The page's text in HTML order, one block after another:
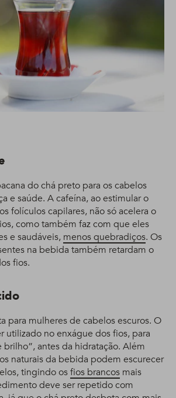
do chá preto para os cabelos
e saúde. A cafeína, ao estimular o
folículos capilares, não só acelera o
como também faz com que eles
e saudáveis, menos quebradiços. Os
na bebida também retardam o
fios.
para mulheres de cabelos escuros. O
utilizado no enxágue dos fios, para
antes da hidratação. Além
naturais da bebida podem escurecer
tingindo osfios brancos mais
deve ser repetido com